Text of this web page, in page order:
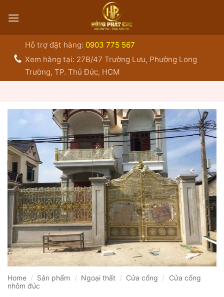
qua
Hỗ trợ đặt hàng: 0903 775 567
Xem hàng tại: 27B/47 Trường Lưu, Phường Long
Trường, TP. Thủ Đức, HCM
Home / Sản phẩm / Ngoại thất / Cửa cổng /
Cửa cổng
nhôm đúc